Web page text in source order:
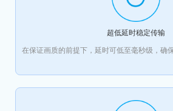
超低延时稳定传输
在保证画质的前提下，延时可低至毫秒级，确